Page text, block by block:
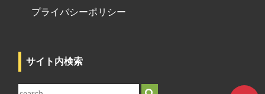
プライバシーポリシー
サイト内検索